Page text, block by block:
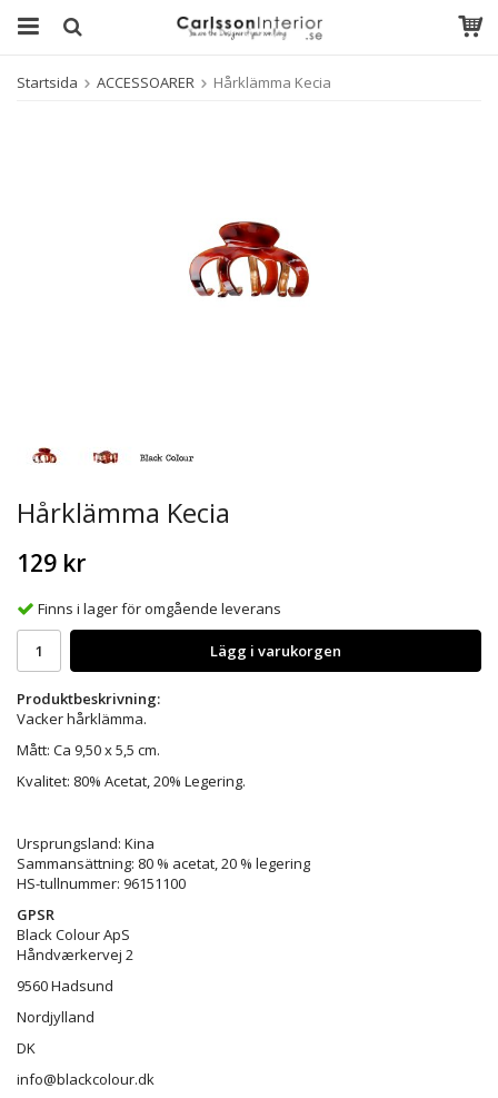
Startsida ACCESSOARER Hårklämma Kecia
Hårklämma Kecia
129 kr
Finns i lager för omgående leverans
Lägg i varukorgen
Produktbeskrivning:
Vacker hårklämma.
Mått: Ca 9,50 x 5,5 cm.
Kvalitet: 80% Acetat, 20% Legering.
Ursprungsland: Kina
Sammansättning: 80 % acetat, 20 % legering
HS-tullnummer: 96151100
GPSR
Black Colour ApS
Håndværkervej 2
9560 Hadsund
Nordjylland
DK
info@blackcolour.dk